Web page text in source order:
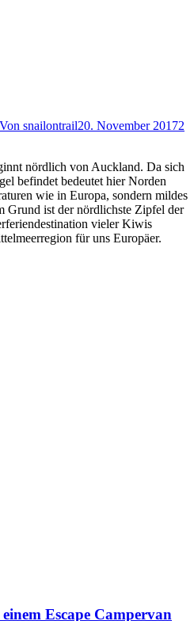
Von snailontrail20. November 20172
nördlich von Auckland. Da sich
befindet bedeutet hier Norden
wie in Europa, sondern mildes
Grund ist der nördlichste Zipfel der
vieler Kiwis
für uns Europäer.
Escape Campervan